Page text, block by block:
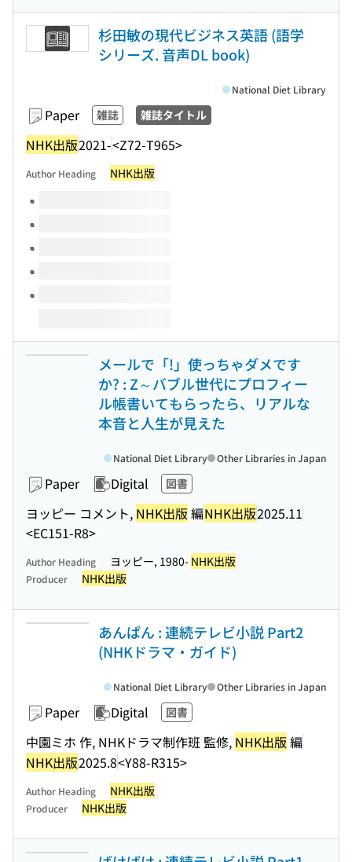
杉田敏の現代ビジネス英語 (語学
シリーズ. 音声DL book)
Paper 雑誌 雑誌タイトル
NHK出版2021-<Z72-T965>
National Diet Library
Author Heading NHK出版
Volumes of this title
メールで「!」使っちゃダメです
か? : Z～バブル世代にプロフィー
ル帳書いてもらったら、リアルな
本音と人生が見えた
Paper Digital 図書
ヨッピー コメント, NHK出版 編NHK出版2025.11
<EC151-R8>
National Diet Library Other Libraries in Japan
Author Heading ヨッピー, 1980- NHK出版
Producer NHK出版
あんぱん : 連続テレビ小説 Part2
(NHKドラマ・ガイド)
Paper Digital 図書
中園ミホ 作, NHKドラマ制作班 監修, NHK出版 編
NHK出版2025.8<Y88-R315>
National Diet Library Other Libraries in Japan
Author Heading NHK出版
Producer NHK出版